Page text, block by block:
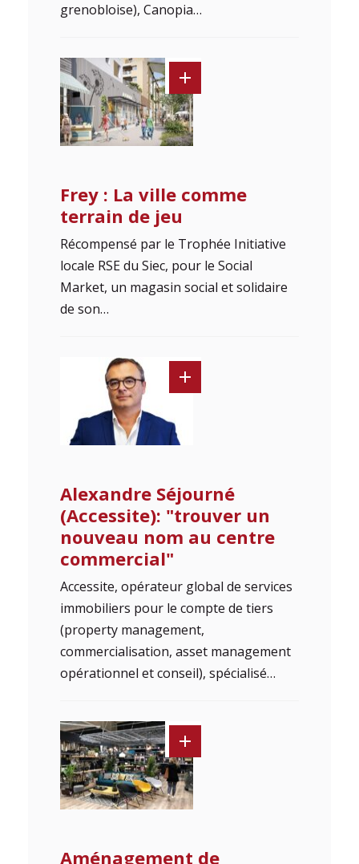
grenobloise), Canopia…
Frey : La ville comme
terrain de jeu
Récompensé par le Trophée Initiative
locale RSE du Siec, pour le Social
Market, un magasin social et solidaire
de son…
Alexandre Séjourné
(Accessite): "trouver un
nouveau nom au centre
commercial"
Accessite, opérateur global de services
immobiliers pour le compte de tiers
(property management,
commercialisation, asset management
opérationnel et conseil), spécialisé…
Aménagement de